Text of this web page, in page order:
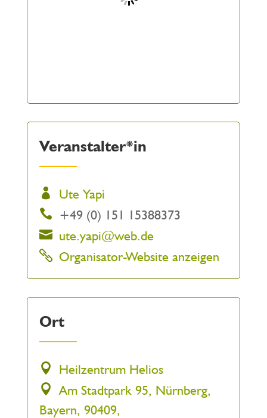
Veranstalter*in
Ute Yapi
+49 (0) 151 15388373
ute.yapi@web.de
Organisator-Website anzeigen
Ort
Heilzentrum Helios
Am Stadtpark 95, Nürnberg,
Bayern, 90409,